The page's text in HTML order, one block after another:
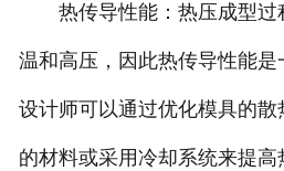
热传导性能：热压成型过
温和高压，因此热传导性能是
设计师可以通过优化模具的
的材料或采用冷却系统来提